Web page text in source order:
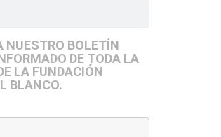
NUESTRO BOLETÍN
DE TODA LA
LA FUNDACIÓN
BLANCO.